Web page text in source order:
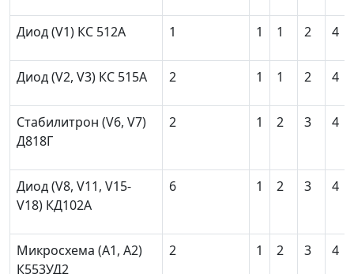
Диод (V1) КС 512А 1 1 1 2 4
Диод (V2, V3) КС 515А 2 1 1 2 4
Стабилитрон (V6, V7)
Д818Г
2 1 2 3 4
Диод (V8, V11, V15-
V18) КД102А
6 1 2 3 4
Микросхема (А1, A2)
К553УД2
2 1 2 3 4